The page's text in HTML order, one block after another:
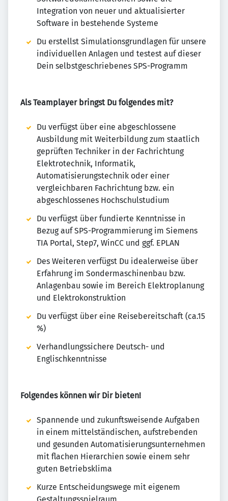
Integration von neuer und aktualisierter
Software in bestehende Systeme
Du erstellst Simulationsgrundlagen für unsere
individuellen Anlagen und testest auf dieser
Dein selbstgeschriebenes SPS-Programm
Als Teamplayer bringst Du folgendes mit?
Du verfügst über eine abgeschlossene
Ausbildung mit Weiterbildung zum staatlich
geprüften Techniker in der Fachrichtung
Elektrotechnik, Informatik,
Automatisierungstechnik oder einer
vergleichbaren Fachrichtung bzw. ein
abgeschlossenes Hochschulstudium
Du verfügst über fundierte Kenntnisse in
Bezug auf SPS-Programmierung im Siemens
TIA Portal, Step7, WinCC und ggf. EPLAN
Des Weiteren verfügst Du idealerweise über
Erfahrung im Sondermaschinenbau bzw.
Anlagenbau sowie im Bereich Elektroplanung
und Elektrokonstruktion
Du verfügst über eine Reisebereitschaft (ca.15
%)
Verhandlungssichere Deutsch- und
Englischkenntnisse
Folgendes können wir Dir bieten!
Spannende und zukunftsweisende Aufgaben
in einem mittelständischen, aufstrebenden
und gesunden Automatisierungsunternehmen
mit flachen Hierarchien sowie einem sehr
guten Betriebsklima
Kurze Entscheidungswege mit eigenem